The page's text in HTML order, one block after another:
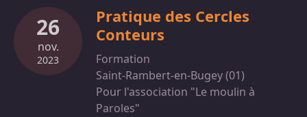
26
nov.
2023
Pratique des Cercles
Conteurs
Formation
Saint-Rambert-en-Bugey (01)
Pour l'association "Le moulin à
Paroles"